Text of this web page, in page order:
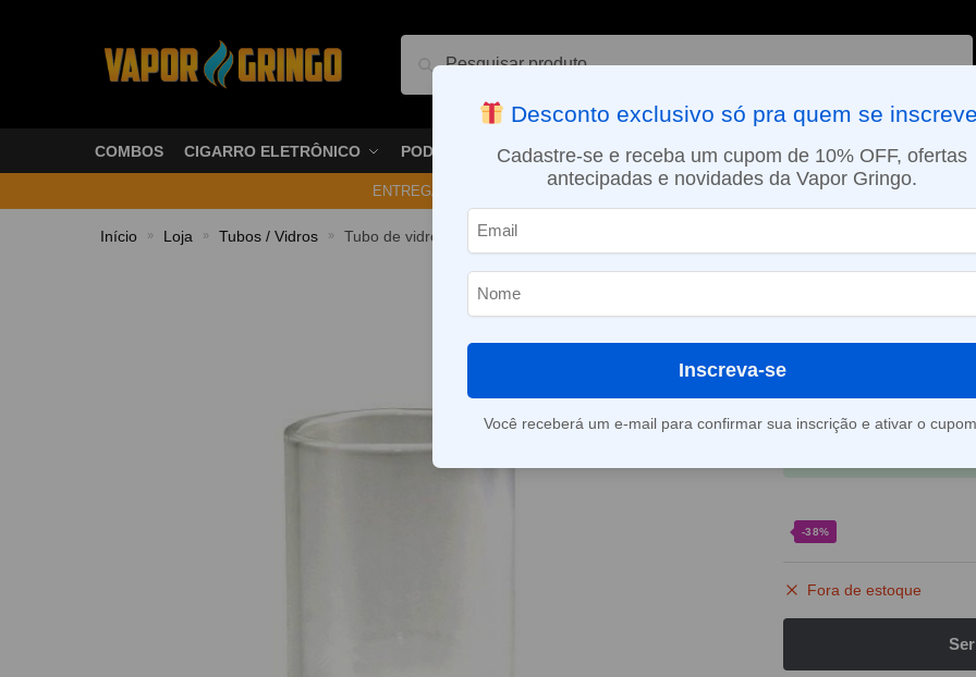
Pesquisar
COMBOS CIGARRO ELETRÔNICO PODS VAPORIZADOR DE ERVAS E-LIQUÍDOS NICOTINA ORAL
ENTREGA NO MESMO DIA EM SÃO PAULO (SEG A SEX): PEDIDOS APROVADOS ATÉ
Início » Loja » Tubos / Vidros » Tubo de vidro (reposição) Lite 40 – Jomotech
Tubo de
Lite 40 –
Em até 1x deR$
-38%
Fora de estoque
Desconto exclusivo só pra quem se
Cadastre-se e receba um cupom de 10% OFF, ofertas
antecipadas e novidades da Vapor Gringo.
Inscreva-se
Você receberá um e-mail para confirmar sua inscrição e ativar o